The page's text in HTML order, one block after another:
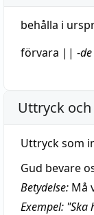
behålla i
förvara || -de
Uttryck
Uttryck som
Gud bevare
Betydelse: Må
Exempel: "Ska